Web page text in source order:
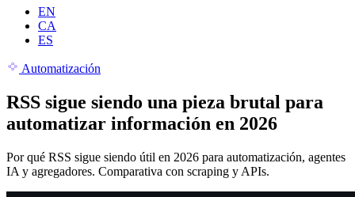
EN
CA
ES
Automatización
RSS sigue siendo una pieza brutal para
automatizar información en 2026
Por qué RSS sigue siendo útil en 2026 para automatización, agentes
IA y agregadores. Comparativa con scraping y APIs.